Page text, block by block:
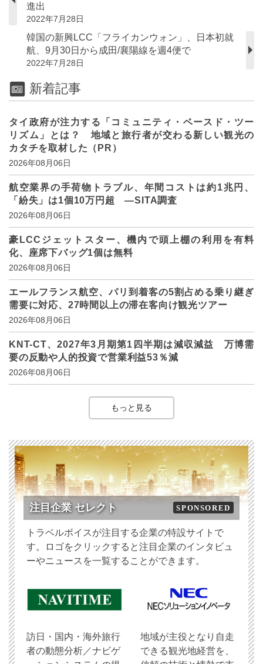
進出
2022年7月28日
韓国の新興LCC「フライカンウォン」、日本初就
航、9月30日から成田/襄陽線を週4便で
2022年7月28日
新着記事
タイ政府が注力する「コミュニティ・ベースド・ツー
リズム」とは？ 地域と旅行者が交わる新しい観光の
カタチを取材した（PR）
2026年08月06日
航空業界の手荷物トラブル、年間コストは約1兆円、
「紛失」は1個10万円超 ―SITA調査
2026年08月06日
豪LCCジェットスター、機内で頭上棚の利用を有料
化、座席下バッグ1個は無料
2026年08月06日
エールフランス航空、パリ到着客の5割占める乗り継ぎ
需要に対応、27時間以上の滞在客向け観光ツアー
2026年08月06日
KNT-CT、2027年3月期第1四半期は減収減益 万博需
要の反動や人的投資で営業利益53％減
2026年08月06日
もっと見る
注目企業 セレクト SPONSORED
トラベルボイスが注目する企業の特設サイトで
す。ロゴをクリックすると注目企業のインタビュ
ーやニュースを一覧することができます。
訪日・国内・海外旅行
者の動態分析／ナビゲ
地域が主役となり自走
できる観光地経営を、